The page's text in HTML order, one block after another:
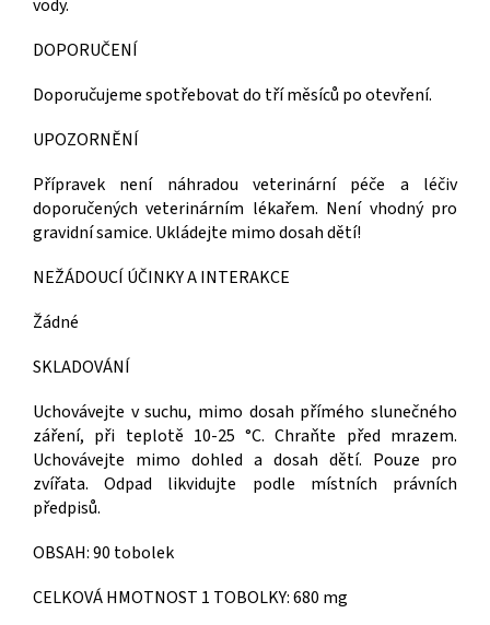
vody.
DOPORUČENÍ
Doporučujeme spotřebovat do tří měsíců po otevření.
UPOZORNĚNÍ
Přípravek není náhradou veterinární péče a léčiv
doporučených veterinárním lékařem. Není vhodný pro
gravidní samice. Ukládejte mimo dosah dětí!
NEŽÁDOUCÍ ÚČINKY A INTERAKCE
Žádné
SKLADOVÁNÍ
Uchovávejte v suchu, mimo dosah přímého slunečného
záření, při teplotě 10-25 °C. Chraňte před mrazem.
Uchovávejte mimo dohled a dosah dětí. Pouze pro
zvířata. Odpad likvidujte podle místních právních
předpisů.
OBSAH: 90 tobolek
CELKOVÁ HMOTNOST 1 TOBOLKY: 680 mg